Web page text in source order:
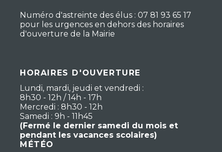
Numéro d'astreinte des élus : 07 81 93 65 17
pour les urgences en dehors des horaires
d'ouverture de la Mairie
HORAIRES D'OUVERTURE
Lundi, mardi, jeudi et vendredi :
8h30 - 12h / 14h - 17h
Mercredi : 8h30 - 12h
Samedi : 9h - 11h45
(Fermé le dernier samedi du mois et
pendant les vacances scolaires)
MÉTÉO